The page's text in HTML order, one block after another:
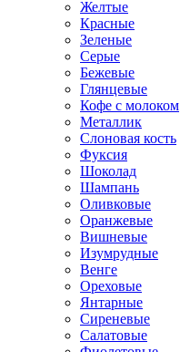
Желтые
Красные
Зеленые
Серые
Бежевые
Глянцевые
Кофе с молоком
Металлик
Слоновая кость
Фуксия
Шоколад
Шампань
Оливковые
Оранжевые
Вишневые
Изумрудные
Венге
Ореховые
Янтарные
Сиреневые
Салатовые